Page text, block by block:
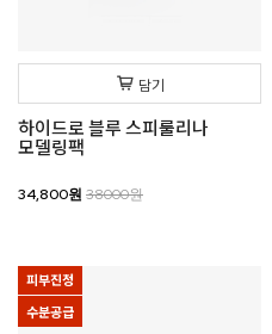
담기
하이드로 블루 스피룰리나
모델링팩
34,800원 38000원
피부진정
수분공급